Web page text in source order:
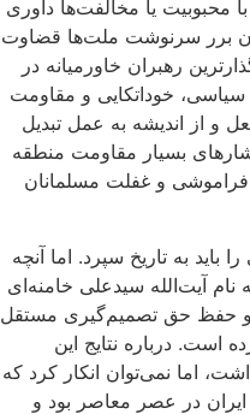
یا مخالفت‌ها داوری
شان برر سرنوشت ملت‌ها قضاوت
رهبران خاورمیانه در
سیاسی، خوداتکایی و مقاومت
و از اندیشه به عمل تبدیل
بسیار مقاومت منطقه
و غفلت مسلمانان
باید به تاریخ سپرد. اما آنچه
آیت‌الله سیدعلی خامنه‌ای
و حفظ حق تصمیم‌گیری مستقل
است. درباره نتایج این
اما نمی‌توان انکار کرد که
در عصر معاصر بود و